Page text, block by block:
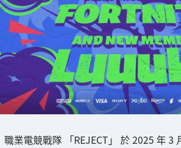
職業電競戰隊 「REJECT」 於 2025 年 3